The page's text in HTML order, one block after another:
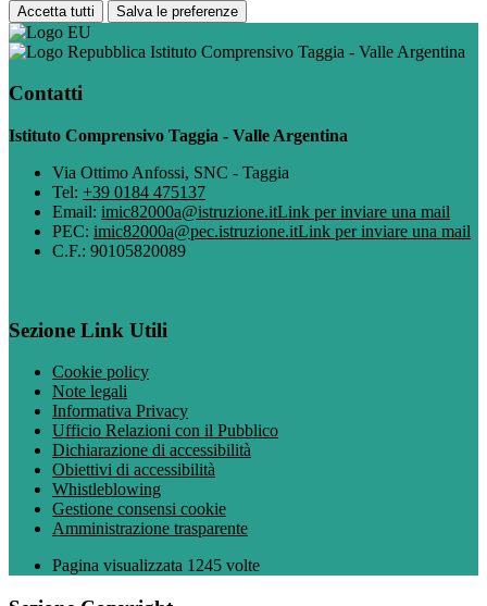
Accetta tutti Salva le preferenze
Istituto Comprensivo Taggia - Valle Argentina
Contatti
Istituto Comprensivo Taggia - Valle Argentina
Via Ottimo Anfossi, SNC - Taggia
Tel: +39 0184 475137
Email: imic82000a@istruzione.itLink per inviare una mail
PEC: imic82000a@pec.istruzione.itLink per inviare una mail
C.F.: 90105820089
Sezione Link Utili
Cookie policy
Note legali
Informativa Privacy
Ufficio Relazioni con il Pubblico
Dichiarazione di accessibilità
Obiettivi di accessibilità
Whistleblowing
Gestione consensi cookie
Amministrazione trasparente
Pagina visualizzata 1245 volte